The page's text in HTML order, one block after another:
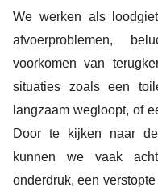
We werken als
afvoerproblemen,
voorkomen van
situaties zoals een
langzaam wegloopt, of
Door te kijken naar
kunnen we vaak
onderdruk, een